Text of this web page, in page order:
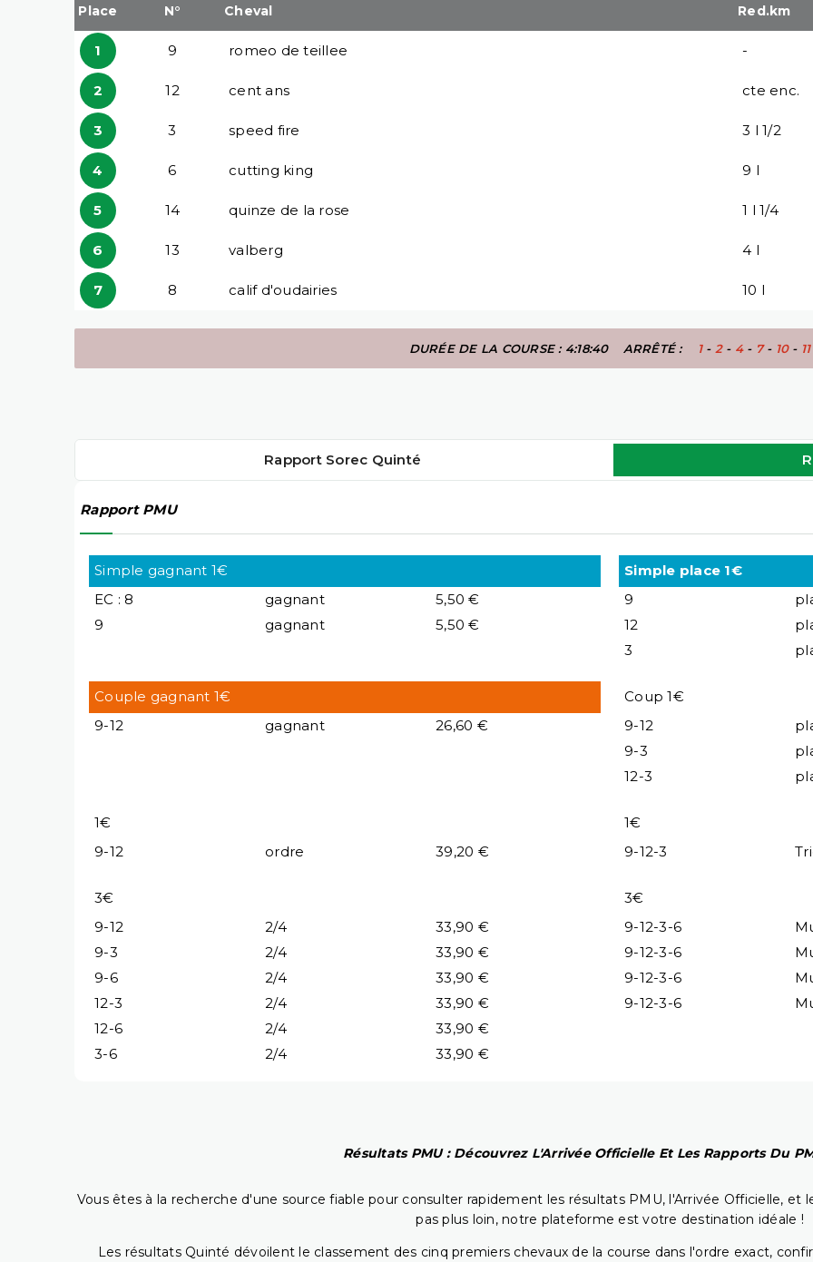
Place N° Cheval Red.km
1 9 romeo de teillee -
2 12 cent ans cte enc.
3 3 speed fire 3 l 1/2
4 6 cutting king 9 l
5 14 quinze de la rose 1 l 1/4
6 13 valberg 4 l
7 8 calif d'oudairies 10 l
DURÉE DE LA COURSE : 4:18:40 ARRÊTÉ : 1- 2- 4- 7- 10- 11
Rapport Sorec Quinté
Rapport PMU
Simple gagnant 1€
EC : 8
gagnant
5,50 €
9
gagnant 5,50 €
Simple place 1€
9
12
3
Couple gagnant 1€
9-12
gagnant 26,60 €
Coup 1€
9-12
9-3
12-3
1€
9-12
ordre 39,20 €
1€
9-12-3
3€
9-12
2/4
33,90 €
9-3
2/4
33,90 €
9-6
2/4
33,90 €
12-3
2/4
33,90 €
12-6
2/4
33,90 €
3-6
2/4 33,90 €
3€
9-12-3-6
9-12-3-6
9-12-3-6
9-12-3-6
Résultats PMU : Découvrez L'Arrivée Officielle Et Les Rapports Du
Vous êtes à la recherche d'une source fiable pour consulter rapidement les résultats PMU, l'Arrivée Officielle, et
pas plus loin, notre plateforme est votre destination idéale !
Les résultats Quinté dévoilent le classement des cinq premiers chevaux de la course dans l'ordre exact,